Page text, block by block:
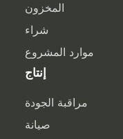
المخزون
شراء
موارد المشروع
إنتاج
مراقبة الجودة
صيانة